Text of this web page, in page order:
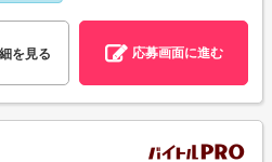
を見る 応募画面に進む